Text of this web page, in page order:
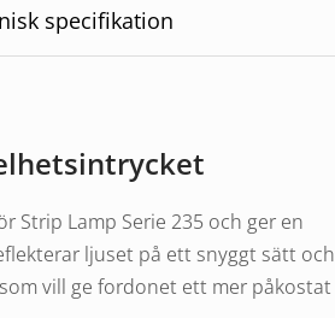
specifikation
Strip Lamp Serie 235 och ger en
ljuset på ett snyggt sätt och
vill ge fordonet ett mer påkostat